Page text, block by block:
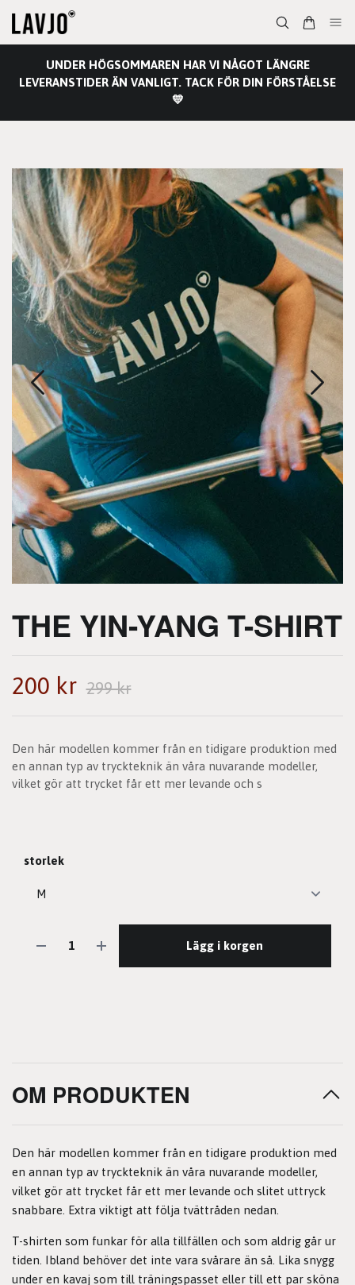
UNDER HÖGSOMMAREN HAR VI NÅGOT LÄNGRE
LEVERANSTIDER ÄN VANLIGT. TACK FÖR DIN FÖRSTÅELSE
💛
THE YIN-YANG T-SHIRT
200 kr 299 kr
Den här modellen kommer från en tidigare produktion med
en annan typ av tryckteknik än våra nuvarande modeller,
vilket gör att trycket får ett mer levande och s
storlek
Lägg i korgen
OM PRODUKTEN
Den här modellen kommer från en tidigare produktion med
en annan typ av tryckteknik än våra nuvarande modeller,
vilket gör att trycket får ett mer levande och slitet uttryck
snabbare. Extra viktigt att följa tvättråden nedan.
T-shirten som funkar för alla tillfällen och som aldrig går ur
tiden. Ibland behöver det inte vara svårare än så. Lika snygg
under en kavaj som till träningspasset eller till ett par sköna